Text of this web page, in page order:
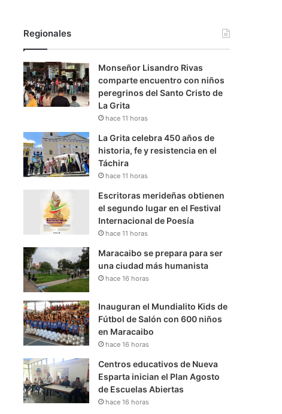
Regionales
Monseñor Lisandro Rivas
comparte encuentro con niños
peregrinos del Santo Cristo de
La Grita
hace 11 horas
La Grita celebra 450 años de
historia, fe y resistencia en el
Táchira
hace 11 horas
Escritoras merideñas obtienen
el segundo lugar en el Festival
Internacional de Poesía
hace 11 horas
Maracaibo se prepara para ser
una ciudad más humanista
hace 16 horas
Inauguran el Mundialito Kids de
Fútbol de Salón con 600 niños
en Maracaibo
hace 16 horas
Centros educativos de Nueva
Esparta inician el Plan Agosto
de Escuelas Abiertas
hace 16 horas